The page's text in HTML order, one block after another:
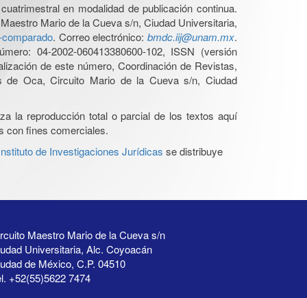
en modalidad de publicación continua.
Mario de la Cueva s/n, Ciudad Universitaria,
. Correo electrónico: bmdc.iij@unam.mx.
04-2002-060413380600-102, ISSN (versión
de este número, Coordinación de Revistas,
de Oca, Circuito Mario de la Cueva s/n, Ciudad
la reproducción total o parcial de los textos aquí
con fines comerciales.
de Investigaciones Jurídicas se distribuye
Maestro Mario de la Cueva s/n
Universitaria, Alc. Coyoacán
de México, C.P. 04510
+52(55)5622 7474